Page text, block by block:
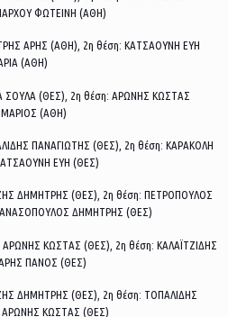
ΦΩΤΕΙΝΗ (ΑΘΗ)
ΑΡΗΣ (ΑΘΗ), 2η θέση: ΚΑΤΣΑΟΥΝΗ ΕΥΗ
(ΑΘΗ)
ΣΟΥΛΑ (ΘΕΣ), 2η θέση: ΑΡΩΝΗΣ ΚΩΣΤΑΣ
ΜΑΡΙΟΣ (ΑΘΗ)
ΠΑΝΑΓΙΩΤΗΣ (ΘΕΣ), 2η θέση: ΚΑΡΑΚΟΛΗ
ΕΥΗ (ΘΕΣ)
ΔΗΜΗΤΡΗΣ (ΘΕΣ), 2η θέση: ΠΕΤΡΟΠΟΥΛΟΣ
ΔΗΜΗΤΡΗΣ (ΘΕΣ)
ΑΡΩΝΗΣ ΚΩΣΤΑΣ (ΘΕΣ), 2η θέση: ΚΑΛΑΪΤΖΙΔΗΣ
ΠΑΝΟΣ (ΘΕΣ)
ΔΗΜΗΤΡΗΣ (ΘΕΣ), 2η θέση: ΤΟΠΑΛΙΔΗΣ
ΑΡΩΝΗΣ ΚΩΣΤΑΣ (ΘΕΣ)